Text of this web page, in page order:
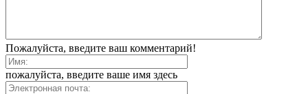
Пожалуйста, введите ваш комментарий!
пожалуйста, введите ваше имя здесь